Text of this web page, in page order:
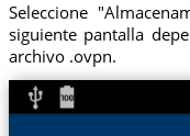
Seleccione
siguiente pantalla
archivo .ovpn.